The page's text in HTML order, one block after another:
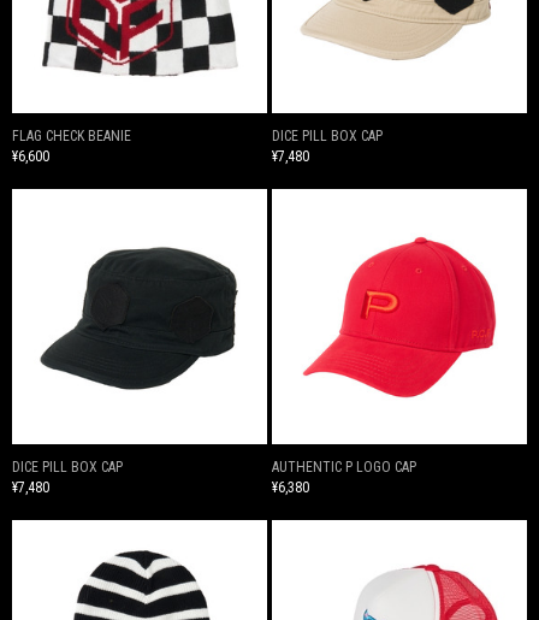
FLAG CHECK BEANIE
¥6,600
DICE PILL BOX CAP
¥7,480
DICE PILL BOX CAP
¥7,480
AUTHENTIC P LOGO CAP
¥6,380